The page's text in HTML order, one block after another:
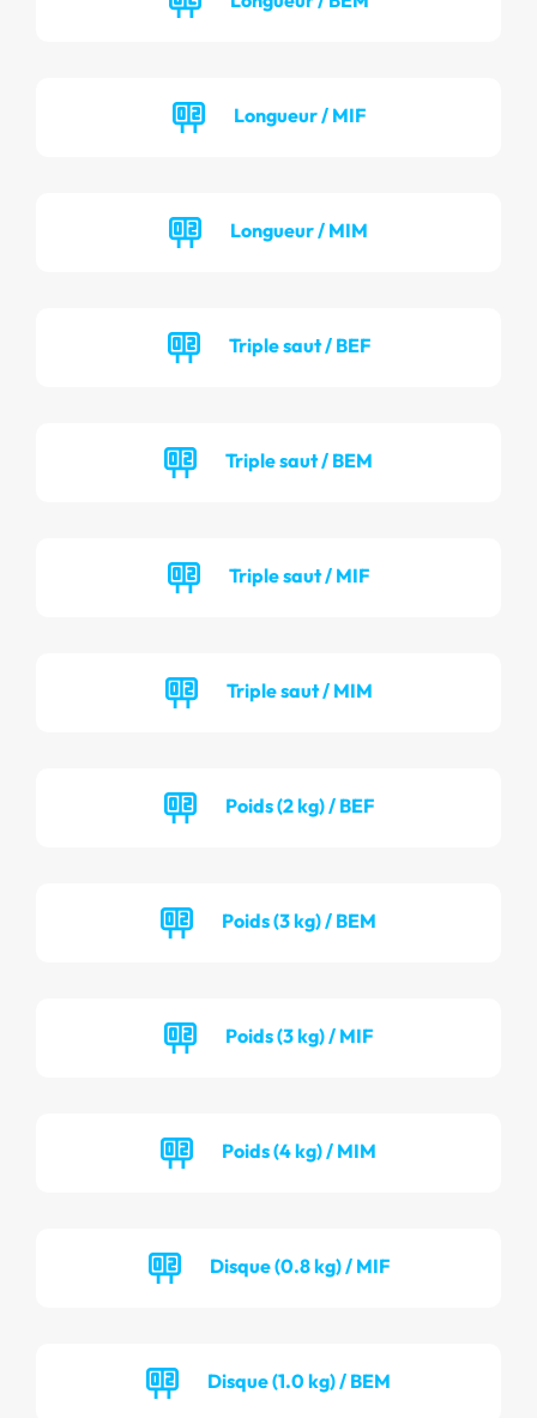
Longueur / MIF
Longueur / MIM
Triple saut / BEF
Triple saut / BEM
Triple saut / MIF
Triple saut / MIM
Poids (2 kg) / BEF
Poids (3 kg) / BEM
Poids (3 kg) / MIF
Poids (4 kg) / MIM
Disque (0.8 kg) / MIF
Disque (1.0 kg) / BEM